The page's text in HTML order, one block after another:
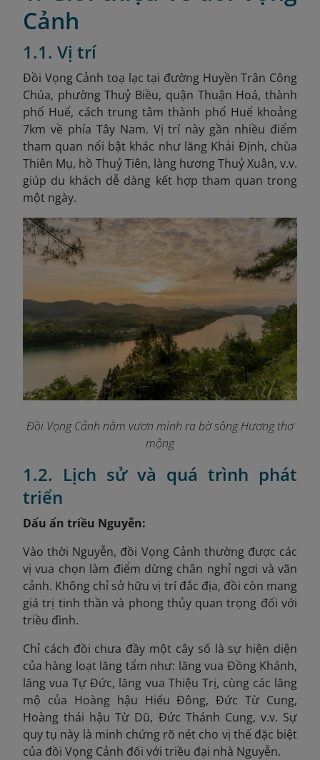
Cảnh
1.1. Vị trí
Đồi Vọng Cảnh toạ lạc tại đường Huyền Trân Công
Chúa, phường Thuỷ Biều, quận Thuận Hoá, thành
phố Huế, cách trung tâm thành phố Huế khoảng
7km về phía Tây Nam. Vị trí này gần nhiều điểm
tham quan nổi bật khác như lăng Khải Định, chùa
Thiên Mụ, hồ Thuỷ Tiên, làng hương Thuỷ Xuân, v.v.
giúp du khách dễ dàng kết hợp tham quan trong
một ngày.
Đồi Vọng Cảnh nằm vươn mình ra bờ sông Hương thơ
mộng
1.2. Lịch sử và quá trình phát
triển
Dấu ấn triều Nguyễn:
Vào thời Nguyễn, đồi Vọng Cảnh thường được các
vị vua chọn làm điểm dừng chân nghỉ ngơi và vãn
cảnh. Không chỉ sở hữu vị trí đắc địa, đồi còn mang
giá trị tinh thần và phong thủy quan trọng đối với
triều đình.
Chỉ cách đồi chưa đầy một cây số là sự hiện diện
của hàng loạt lăng tẩm như: lăng vua Đồng Khánh,
lăng vua Tự Đức, lăng vua Thiệu Trị, cùng các lăng
mộ của Hoàng hậu Hiếu Đông, Đức Từ Cung,
Hoàng thái hậu Từ Dũ, Đức Thánh Cung, v.v. Sự
quy tụ này là minh chứng rõ nét cho vị thế đặc biệt
của đồi Vọng Cảnh đối với triều đại nhà Nguyễn.